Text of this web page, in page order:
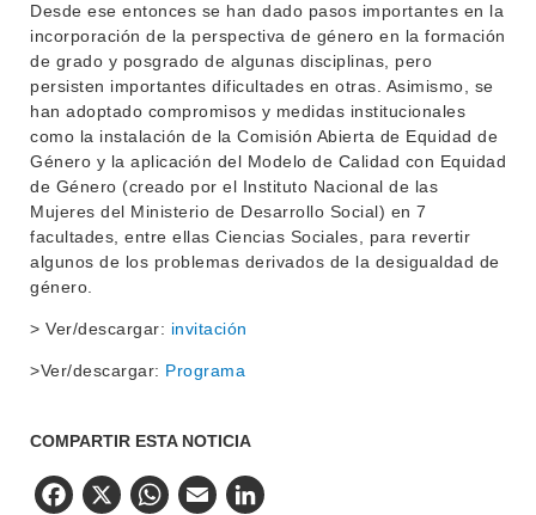
Desde ese entonces se han dado pasos importantes en la
incorporación de la perspectiva de género en la formación
de grado y posgrado de algunas disciplinas, pero
persisten importantes dificultades en otras. Asimismo, se
han adoptado compromisos y medidas institucionales
como la instalación de la Comisión Abierta de Equidad de
Género y la aplicación del Modelo de Calidad con Equidad
de Género (creado por el Instituto Nacional de las
Mujeres del Ministerio de Desarrollo Social) en 7
facultades, entre ellas Ciencias Sociales, para revertir
algunos de los problemas derivados de la desigualdad de
género.
> Ver/descargar: invitación
>Ver/descargar: Programa
COMPARTIR ESTA NOTICIA
Facebook
X WhatsApp
Email